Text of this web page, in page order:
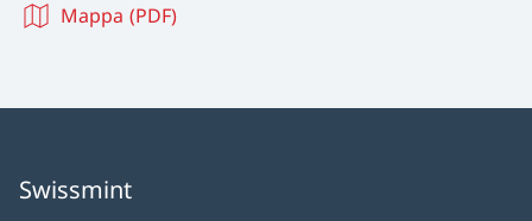
Mappa (PDF)
Swissmint